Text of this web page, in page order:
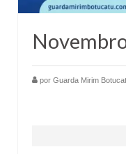
por Guarda Mirim